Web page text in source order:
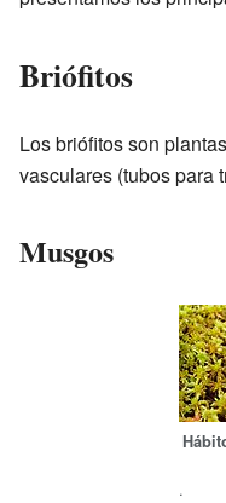
Briófitos
Los briófitos son
vasculares (tubos para
Musgos
.